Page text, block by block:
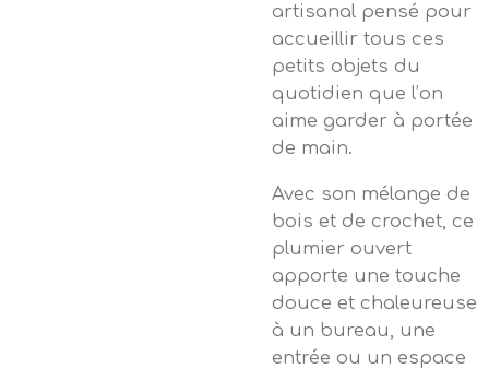
artisanal pensé pour
accueillir tous ces
petits objets du
quotidien que l’on
aime garder à portée
de main.
Avec son mélange de
bois et de crochet, ce
plumier ouvert
apporte une touche
douce et chaleureuse
à un bureau, une
entrée ou un espace